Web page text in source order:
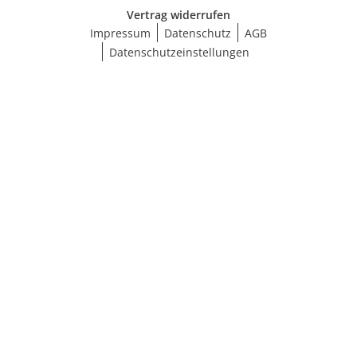
Vertrag widerrufen
Impressum
Datenschutz
AGB
Datenschutzeinstellungen